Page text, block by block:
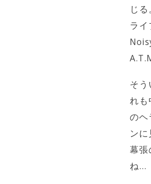
じ
ラ
そ
れも
のヘ
ン
幕張
ね…